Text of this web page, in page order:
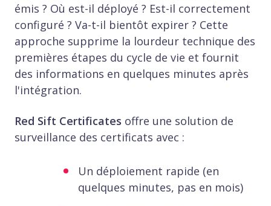
émis ? Où est-il déployé ? Est-il correctement
configuré ? Va-t-il bientôt expirer ? Cette
approche supprime la lourdeur technique des
premières étapes du cycle de vie et fournit
des informations en quelques minutes après
l'intégration.
Red Sift Certificates offre une solution de
surveillance des certificats avec :
Un déploiement rapide (en
quelques minutes, pas en mois)